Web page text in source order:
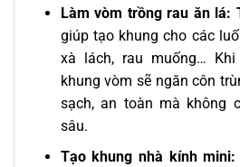
Làm vòm trồng rau ăn lá:
giúp tạo khung cho các
xà lách, rau muống…
khung vòm sẽ ngăn côn
sạch, an toàn mà không
sâu.
Tạo khung nhà kính mini: